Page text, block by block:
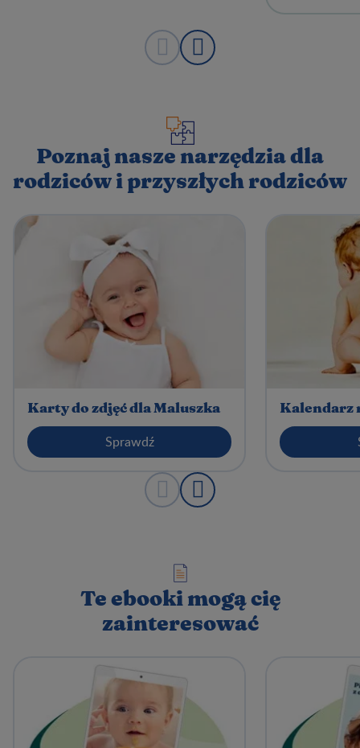
Poznaj nasze narzędzia dla
rodziców i przyszłych rodziców
Karty do zdjęć dla Maluszka
Sprawdź
Kalendarz
Te ebooki mogą cię
zainteresować